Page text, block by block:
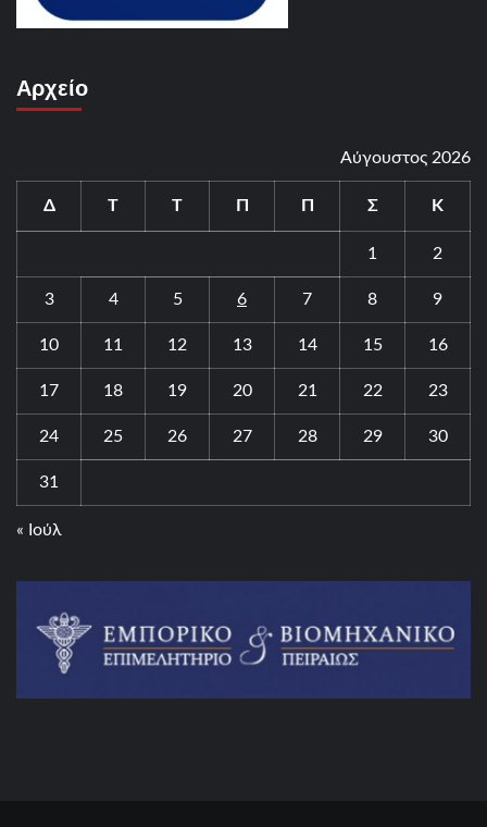
Αρχείο
Αύγουστος 2026
Δ Τ Τ Π Π Σ Κ
1 2
3 4 5 6 7 8 9
10 11 12 13 14 15 16
17 18 19 20 21 22 23
24 25 26 27 28 29 30
31
« Ιούλ